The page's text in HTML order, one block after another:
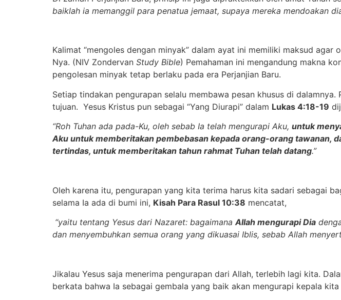
baiklah ia memanggil para penatua jemaat, supaya mereka mendoakan
Kalimat “mengoles dengan minyak” dalam ayat ini memiliki maksud
Nya. (NIV Zondervan Study Bible) Pemahaman ini mengandung makna
pengolesan minyak tetap berlaku pada era Perjanjian Baru.
Setiap tindakan pengurapan selalu membawa pesan khusus di
tujuan. Yesus Kristus pun sebagai “Yang Diurapi” dalam Lukas 4:18-19
“Roh Tuhan ada pada-Ku, oleh sebab Ia telah mengurapi Aku, untuk
Aku untuk memberitakan pembebasan kepada orang-orang tawanan,
tertindas, untuk memberitakan tahun rahmat Tuhan telah datang.”
Oleh karena itu, pengurapan yang kita terima harus kita sadari sebagai
selama Ia ada di bumi ini, Kisah Para Rasul 10:38 mencatat,
“yaitu tentang Yesus dari Nazaret: bagaimanaAllah mengurapi Dia
dan menyembuhkan semua orang yang dikuasai Iblis, sebab Allah
Jikalau Yesus saja menerima pengurapan dari Allah, terlebih lagi kita.
berkata bahwa Ia sebagai gembala yang baik akan mengurapi kepala